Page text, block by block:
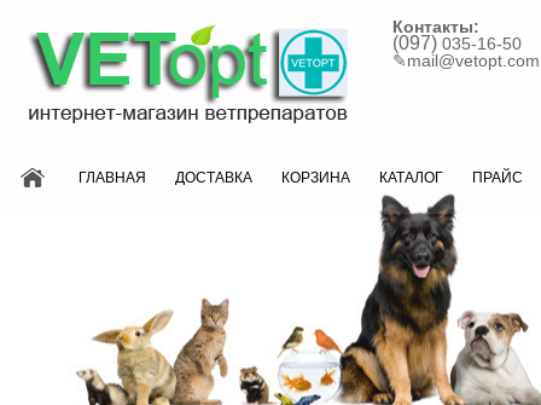
Контакты:
(097) 035-16-50
✎mail@vetopt.com
ГЛАВНАЯ ДОСТАВКА КОРЗИНА КАТАЛОГ ПРАЙС